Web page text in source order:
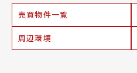
売買物件一覧
周辺環境